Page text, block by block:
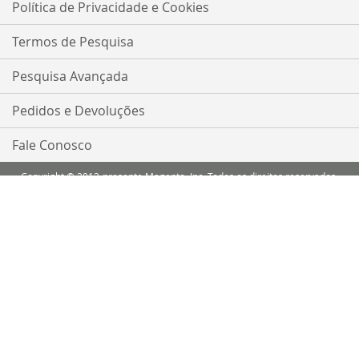
Política de Privacidade e Cookies
Termos de Pesquisa
Pesquisa Avançada
Pedidos e Devoluções
Fale Conosco
Copyright © 2013-presente Magento, Inc. Todos os direitos reservados.